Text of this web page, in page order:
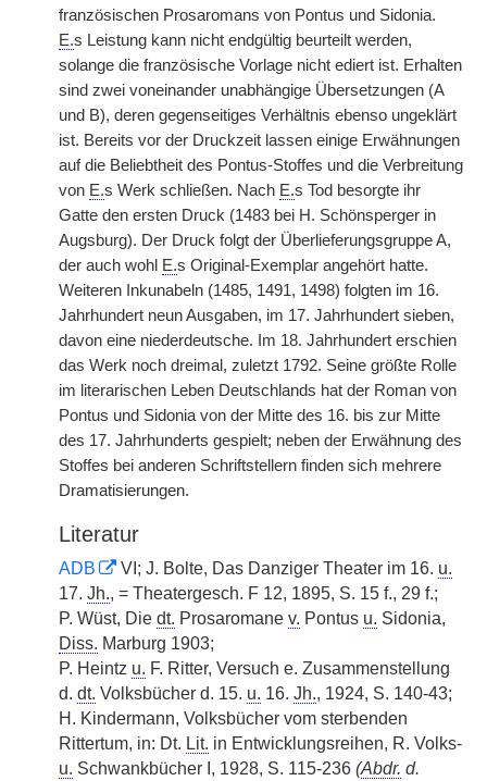
französischen Prosaromans von Pontus und Sidonia.
E.s Leistung kann nicht endgültig beurteilt werden,
solange die französische Vorlage nicht ediert ist. Erhalten
sind zwei voneinander unabhängige Übersetzungen (A
und B), deren gegenseitiges Verhältnis ebenso ungeklärt
ist. Bereits vor der Druckzeit lassen einige Erwähnungen
auf die Beliebtheit des Pontus-Stoffes und die Verbreitung
von E.s Werk schließen. Nach E.s Tod besorgte ihr
Gatte den ersten Druck (1483 bei H. Schönsperger in
Augsburg). Der Druck folgt der Überlieferungsgruppe A,
der auch wohl E.s Original-Exemplar angehört hatte.
Weiteren Inkunabeln (1485, 1491, 1498) folgten im 16.
Jahrhundert neun Ausgaben, im 17. Jahrhundert sieben,
davon eine niederdeutsche. Im 18. Jahrhundert erschien
das Werk noch dreimal, zuletzt 1792. Seine größte Rolle
im literarischen Leben Deutschlands hat der Roman von
Pontus und Sidonia von der Mitte des 16. bis zur Mitte
des 17. Jahrhunderts gespielt; neben der Erwähnung des
Stoffes bei anderen Schriftstellern finden sich mehrere
Dramatisierungen.
Literatur
ADB VI; J. Bolte, Das Danziger Theater im 16. u.
17. Jh., = Theatergesch. F 12, 1895, S. 15 f., 29 f.;
P. Wüst, Die dt. Prosaromane v. Pontus u. Sidonia,
Diss. Marburg 1903;
P. Heintz u. F. Ritter, Versuch e. Zusammenstellung
d. dt. Volksbücher d. 15. u. 16. Jh., 1924, S. 140-43;
H. Kindermann, Volksbücher vom sterbenden
Rittertum, in: Dt. Lit. in Entwicklungsreihen, R. Volks-
u. Schwankbücher I, 1928, S. 115-236 (Abdr. d.